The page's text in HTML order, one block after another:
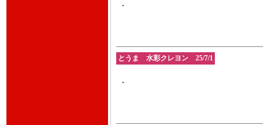
・
とうま 水彩クレヨン 25/7/1
・